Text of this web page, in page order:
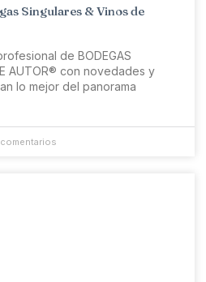
Singulares & Vinos de
de BODEGAS
AUTOR® con novedades y
lo mejor del panorama